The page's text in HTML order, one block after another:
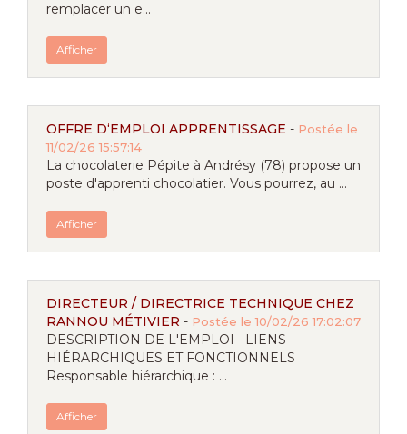
remplacer un e...
Afficher
OFFRE D‘EMPLOI APPRENTISSAGE - Postée le
11/02/26 15:57:14
La chocolaterie Pépite à Andrésy (78) propose un
poste d'apprenti chocolatier. Vous pourrez, au ...
Afficher
DIRECTEUR / DIRECTRICE TECHNIQUE CHEZ
RANNOU MÉTIVIER - Postée le 10/02/26 17:02:07
DESCRIPTION DE L'EMPLOI LIENS
HIÉRARCHIQUES ET FONCTIONNELS
Responsable hiérarchique : ...
Afficher